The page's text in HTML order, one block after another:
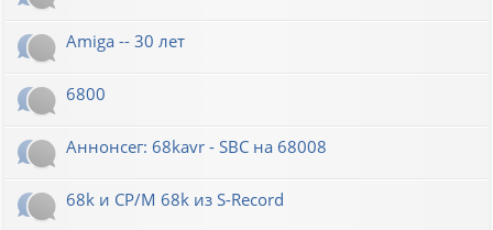
Amiga -- 30 лет
6800
Аннонсег: 68kavr - SBC на 68008
68k и CP/M 68k из S-Record